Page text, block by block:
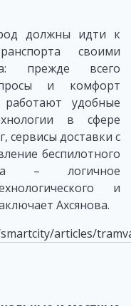
должны идти к
своими
прежде всего
и комфорт
удобные
в сфере
сервисы доставки с
беспилотного
– логичное
и
Ахсянова.
articles/